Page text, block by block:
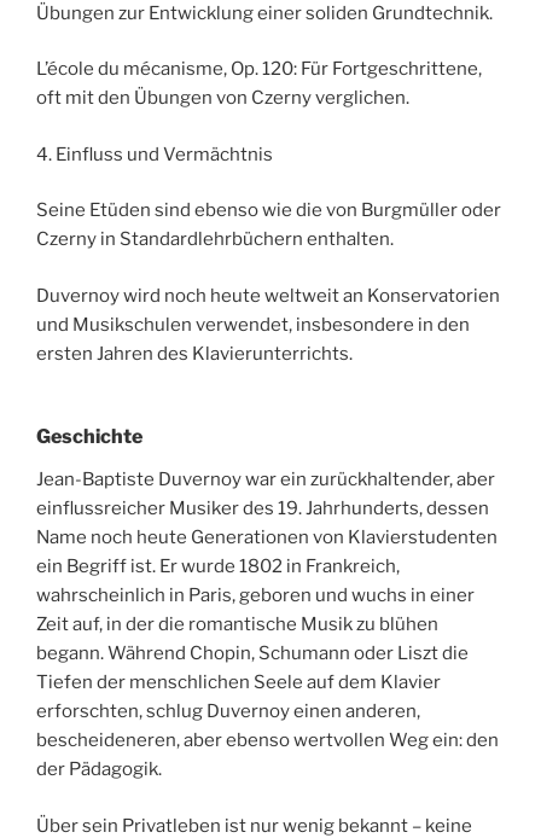
Übungen zur Entwicklung einer soliden Grundtechnik.
L’école du mécanisme, Op. 120: Für Fortgeschrittene,
oft mit den Übungen von Czerny verglichen.
4. Einfluss und Vermächtnis
Seine Etüden sind ebenso wie die von Burgmüller oder
Czerny in Standardlehrbüchern enthalten.
Duvernoy wird noch heute weltweit an Konservatorien
und Musikschulen verwendet, insbesondere in den
ersten Jahren des Klavierunterrichts.
Geschichte
Jean-Baptiste Duvernoy war ein zurückhaltender, aber
einflussreicher Musiker des 19. Jahrhunderts, dessen
Name noch heute Generationen von Klavierstudenten
ein Begriff ist. Er wurde 1802 in Frankreich,
wahrscheinlich in Paris, geboren und wuchs in einer
Zeit auf, in der die romantische Musik zu blühen
begann. Während Chopin, Schumann oder Liszt die
Tiefen der menschlichen Seele auf dem Klavier
erforschten, schlug Duvernoy einen anderen,
bescheideneren, aber ebenso wertvollen Weg ein: den
der Pädagogik.
Über sein Privatleben ist nur wenig bekannt – keine